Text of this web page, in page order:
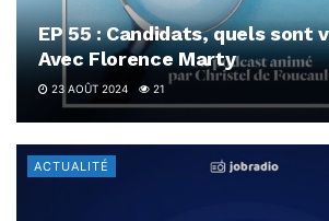
EP 55 : Candidats, quels sont
Avec Florence Marty
23 AOÛT 2024 21
ACTUALITÉ